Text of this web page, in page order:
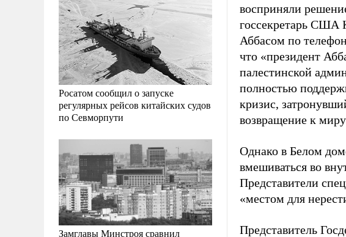
Росатом сообщил о запуске
регулярных рейсов китайских судов
по Севморпути
Замглавы Минстроя сравнил
восприняли
госсекретарь США
Аббасом по
что «президент
палестинской
полностью
кризис,
возвращение к
Однако в Белом
вмешиваться во
Представители
«местом для
Представитель